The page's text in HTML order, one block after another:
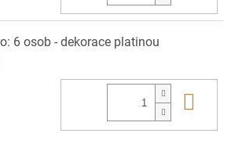
6 osob - dekorace platinou